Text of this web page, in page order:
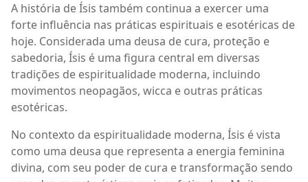
A história de Ísis também continua a exercer uma
forte influência nas práticas espirituais e esotéricas de
hoje. Considerada uma deusa de cura, proteção e
sabedoria, Ísis é uma figura central em diversas
tradições de espiritualidade moderna, incluindo
movimentos neopagãos, wicca e outras práticas
esotéricas.
No contexto da espiritualidade moderna, Ísis é vista
como uma deusa que representa a energia feminina
divina, com seu poder de cura e transformação sendo